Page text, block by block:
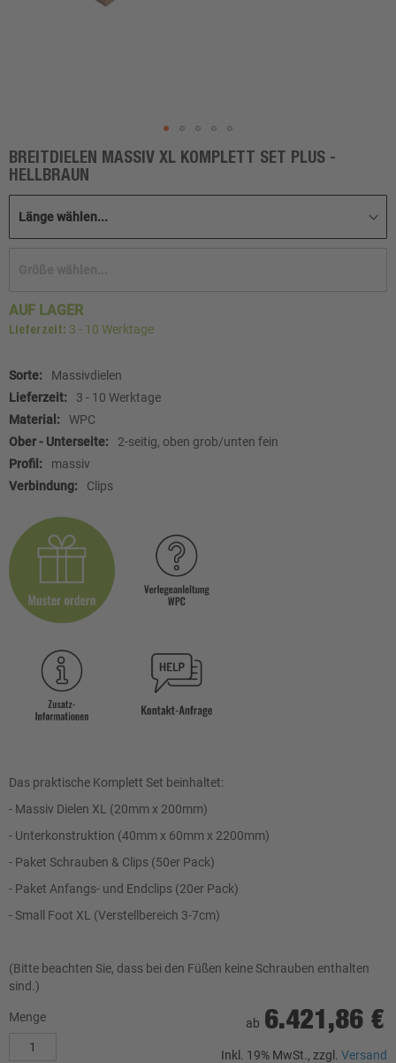
Zum
Anfang
der
Bildgalerie
BREITDIELEN MASSIV XL KOMPLETT SET PLUS -
HELLBRAUN
AUF LAGER
Lieferzeit: 3 - 10 Werktage
Weitere
Informationen
Massivdielen
3 - 10 Werktage
WPC
2-seitig, oben grob/unten fein
massiv
Clips
Das praktische Komplett Set beinhaltet:
- Massiv Dielen XL (20mm x 200mm)
- Unterkonstruktion (40mm x 60mm x 2200mm)
- Paket Schrauben & Clips (50er Pack)
- Paket Anfangs- und Endclips (20er Pack)
- Small Foot XL (Verstellbereich 3-7cm)
(Bitte beachten Sie, dass bei den Füßen keine Schrauben enthalten
sind.)
ab 6.421,86 €
Inkl. 19% MwSt., zzgl. Versand
Menge